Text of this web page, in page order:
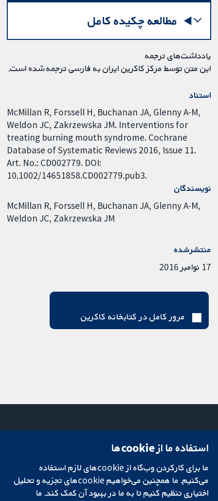
مطالعه چکیده کامل
یادداشت‌های ترجمه
این متن توسط مرکز کاکرین ایران به فارسی ترجمه شده است.
استناد
McMillan R, Forssell H, Buchanan JA, Glenny A-M,
Weldon JC, Zakrzewska JM. Interventions for
treating burning mouth syndrome. Cochrane
Database of Systematic Reviews 2016, Issue 11.
Art. No.: CD002779. DOI:
10.1002/14651858.CD002779.pub3.
نویسندگان
McMillan R Forssell H Buchanan JA Glenny A-M
Weldon JC Zakrzewska JM
منتشرشده
17 نوامبر 2016
مرور کامل در کتابخانه کاکرین
تحقیقات قابل
اعتماد.
تصمیم‌گیری آگاهانه.
سلامت بهتر.
میدان کاوندیش
لندن
W1G 0AN
بریتانیا
دفتر رسانه‌ای
درباره ما
فرصت‌های
استفاده ما از cookie‌ها
ما برای کارکردن وب‌گاه از cookie‌های لازم استفاده
می‌کنیم. ما همچنین می‌خواهیم cookie‌های تجزیه و تحلیل
اختیاری تنظیم کنیم تا به ما در بهبود آن کمک کند. ما